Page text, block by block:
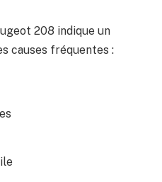
208 indique un
causes fréquentes :